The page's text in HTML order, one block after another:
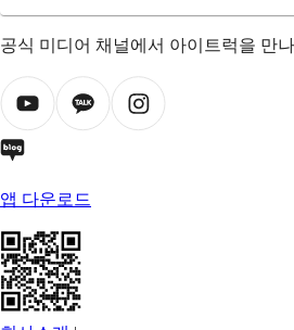
공식 미디어 채널에서 아이트럭을 만
앱 다운로드